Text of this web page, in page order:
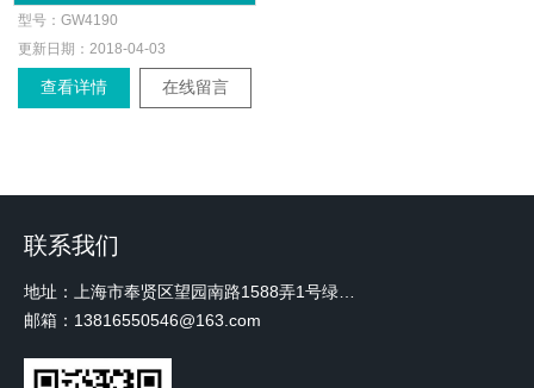
型号：GW4190
更新日期： 2018-04-03
查看详情 在线留言
联系我们
邮箱：13816550546@163.com